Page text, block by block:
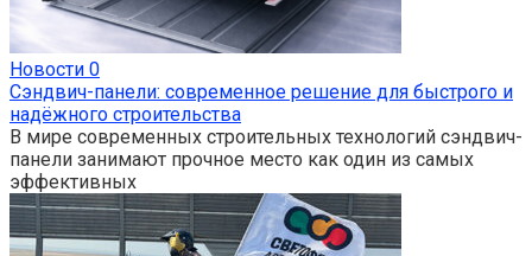
Новости 0
Сэндвич-панели: современное решение для быстрого и
надёжного строительства
В мире современных строительных технологий сэндвич-
панели занимают прочное место как один из самых
эффективных